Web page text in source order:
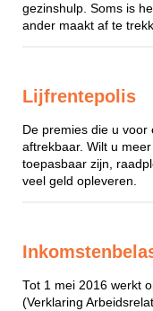
gezinshulp. Soms is
ander maakt af te
Lijfrentepolis
De premies die u
aftrekbaar. Wilt u
toepasbaar zijn,
veel geld opleveren.
Tot 1 mei 2016 werkt
(Verklaring